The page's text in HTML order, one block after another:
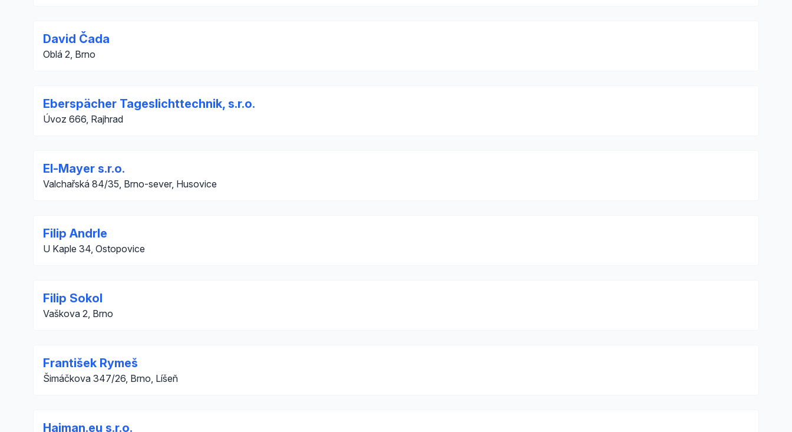
David Čada
Oblá 2, Brno
Eberspächer Tageslichttechnik, s.r.o.
Úvoz 666, Rajhrad
El-Mayer s.r.o.
Valchařská 84/35, Brno-sever, Husovice
Filip Andrle
U Kaple 34, Ostopovice
Filip Sokol
Vaškova 2, Brno
František Rymeš
Šimáčkova 347/26, Brno, Líšeň
Hajman.eu s.r.o.